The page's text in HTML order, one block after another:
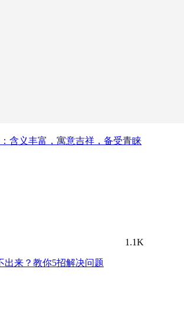
含义丰富，寓意吉祥，备受青睐
1.1K
出来？教你5招解决问题